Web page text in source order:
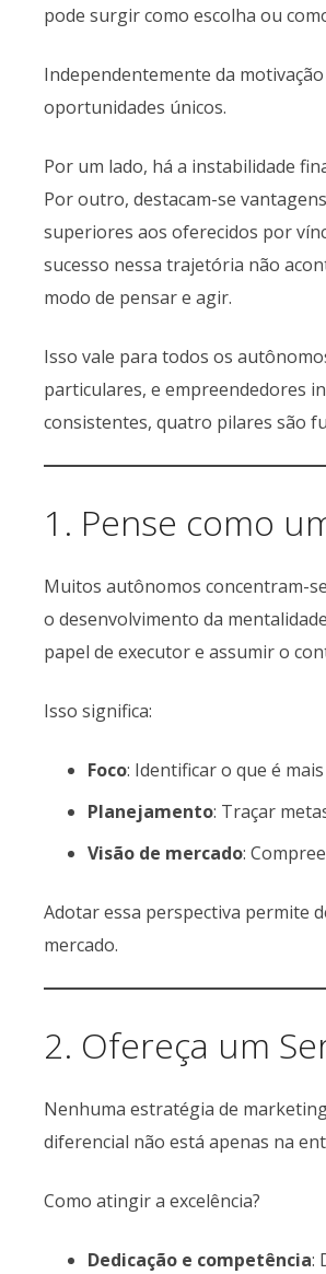
pode surgir como escolha ou
Independentemente da
oportunidades únicos.
Por um lado, há a instabilidade
Por outro, destacam-se
superiores aos oferecidos por
sucesso nessa trajetória não
modo de pensar e agir.
Isso vale para todos os
particulares, e empreendedores
consistentes, quatro pilares são
1. Pense como
Muitos autônomos concentram-
o desenvolvimento da
papel de executor e assumir o
Isso significa:
Foco: Identificar o que é
Planejamento: Traçar
Visão de mercado:
Adotar essa perspectiva permite
mercado.
2. Ofereça um
Nenhuma estratégia de
diferencial não está apenas na
Como atingir a excelência?
Dedicação e competência: